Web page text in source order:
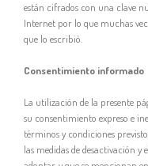
están cifrados con una clave
Internet por lo que muchas
que lo escribió.
Consentimiento informado
La utilización de la presente
su consentimiento expreso e
términos y condiciones
las medidas de desactivación y